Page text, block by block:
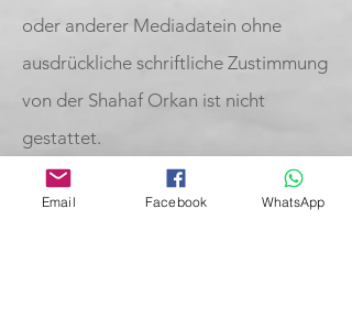
oder anderer Mediadatein ohne
ausdrückliche schriftliche Zustimmung
von der Shahaf Orkan ist nicht
gestattet.
Basic Chiropraktik
By Dr. Orkan
Email Facebook WhatsApp